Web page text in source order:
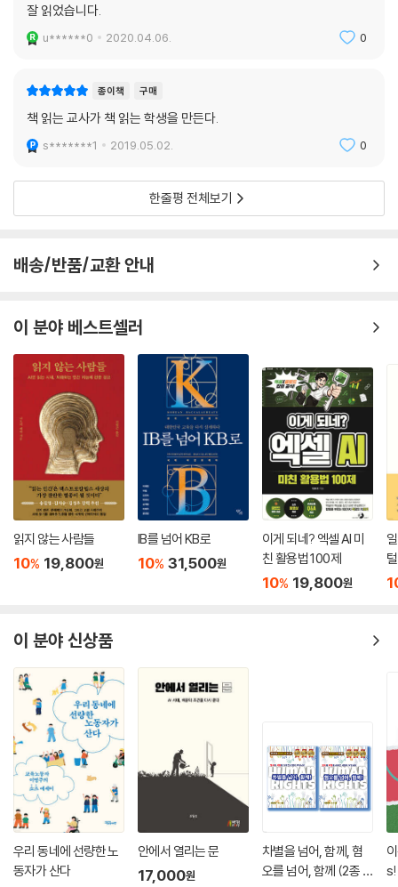
로 책을 선택해서 읽도록 하되, 전문성 있는 교사가 다양한 방법으로 학생
들의 독서 과정을 지원해야 한다는 점을 강조했다. 교사는 단순한 전달자
범 보이기를 하고 점진적으로 책임을 이양해야 한다는 점을 구체적으로 안
7장과 8장에서는 텍스트의 유형을 크게 정보 텍스트와 문학 텍스트로 나
눠서 텍스트의 특성에 맞는 지도 방법을 소개했다. K-W-L 활용하기, 질
teracy Circle) 등의 다양한 방법을 접할 수 있다. 마지막으로 9장에서는
읽기와 쓰기의 연계에 대해 다루고 있다. 읽기에만 그치지 않고 쓰기 활동
장될 수 있다는 것을 실제 진행 과정 및 사례와 함께 구체적으로 제시했다.
소개하거나 이론적 뒷받침 없이 수업 사례만을 소개하는 데 그친 경우가
많았다. 그러나 이 책은 최신의 독서 이론과 함께 이를 교실에서 구현할 수
있는 구체적인 사례와 방안을 함께 제공한다. 핵심 이론이나 방법을 실제
로 어떻게 적용할 수 있는지 친절히 안내했기에 독서 교육을 고민하는 교
사뿐만 아니라 학생들의 독서 활동을 지원하려고 하는 학부모나 교육 행정
가에게도 유용한 지침을 제공할 것이다
잘 읽었습니다.
u******0 2020.04.06. 0
종이책 구매
책 읽는 교사가 책 읽는 학생을 만든다.
s*******1 2019.05.02. 0
한줄평 전체보기
배송/반품/교환 안내
이 분야 베스트셀러
읽지 않는 사람들
10% 19,800원
IB를 넘어 KB로
10% 31,500원
이게 되네? 엑셀 AI 미
친 활용법 100제
10% 19,800원
이 분야 신상품
우리 동네에 선량한 노
동자가 산다
안에서 열리는 문
17,000원
차별을 넘어, 함께, 혐
오를 넘어, 함께 (2종 세
s!